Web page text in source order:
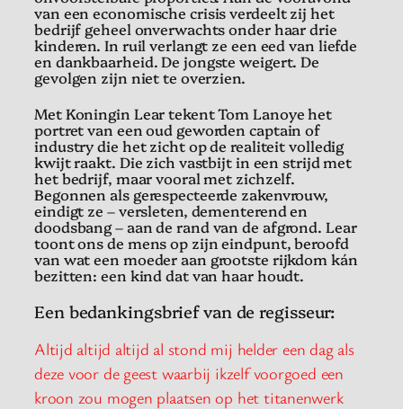
van een economische crisis verdeelt zij het
bedrijf geheel onverwachts onder haar drie
kinderen. In ruil verlangt ze een eed van liefde
en dankbaarheid. De jongste weigert. De
gevolgen zijn niet te overzien.
Met Koningin Lear tekent Tom Lanoye het
portret van een oud geworden captain of
industry die het zicht op de realiteit volledig
kwijt raakt. Die zich vastbijt in een strijd met
het bedrijf, maar vooral met zichzelf.
Begonnen als gerespecteerde zakenvrouw,
eindigt ze – versleten, dementerend en
doodsbang – aan de rand van de afgrond. Lear
toont ons de mens op zijn eindpunt, beroofd
van wat een moeder aan grootste rijkdom kán
bezitten: een kind dat van haar houdt.
Een bedankingsbrief van de regisseur:
Altijd altijd altijd al stond mij helder een dag als
deze voor de geest waarbij ikzelf voorgoed een
kroon zou mogen plaatsen op het titanenwerk